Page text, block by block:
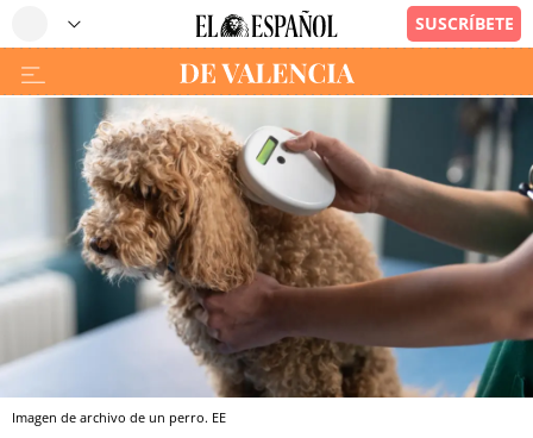
Imagen de archivo de un perro. EE